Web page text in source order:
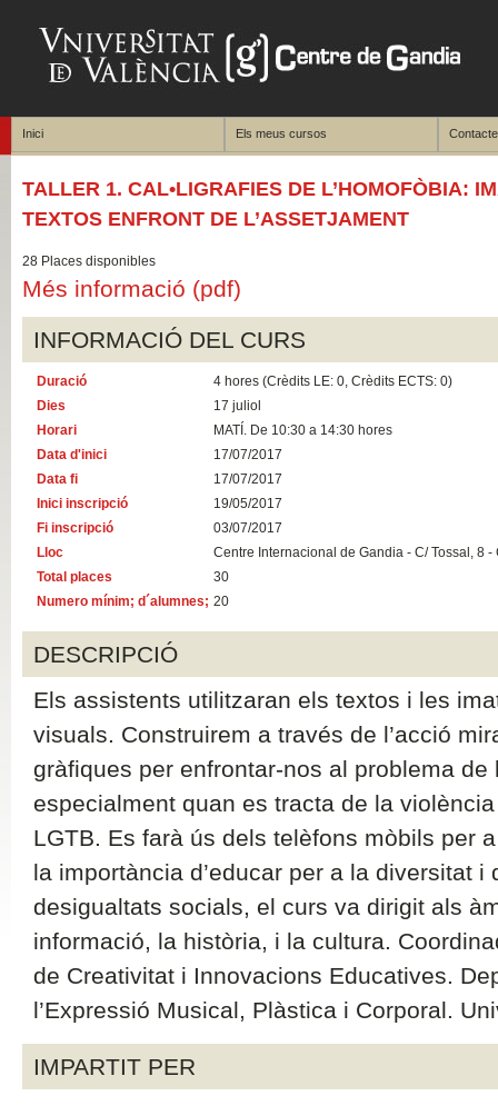
Inici Els meus cursos Contacte
TALLER 1. CAL•LIGRAFIES DE L’HOMOFÒBIA:
TEXTOS ENFRONT DE L’ASSETJAMENT
28 Places disponibles
Més informació (pdf)
INFORMACIÓ DEL CURS
Duració
4 hores (Crèdits LE: 0, Crèdits ECTS: 0)
Dies
17 juliol
Horari
MATÍ. De 10:30 a 14:30 hores
Data d'inici
17/07/2017
Data fi
17/07/2017
Inici inscripció
19/05/2017
Fi inscripció
03/07/2017
Lloc
Centre Internacional de Gandia - C/ Tossal, 8 -
Total places
30
Numero mínim; d´alumnes; 20
DESCRIPCIÓ
Els assistents utilitzaran els textos i les
visuals. Construirem a través de l’acció
gràfiques per enfrontar-nos al problema de
especialment quan es tracta de la
LGTB. Es farà ús dels telèfons mòbils per
la importància d’educar per a la diversitat i
desigualtats socials, el curs va dirigit als
informació, la història, i la cultura.
de Creativitat i Innovacions Educatives.
l’Expressió Musical, Plàstica i Corporal.
IMPARTIT PER